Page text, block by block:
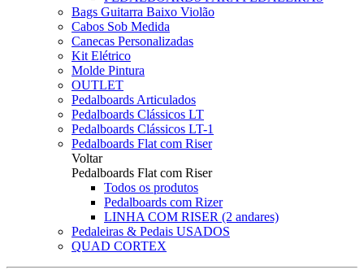
Bags Guitarra Baixo Violão
Cabos Sob Medida
Canecas Personalizadas
Kit Elétrico
Molde Pintura
OUTLET
Pedalboards Articulados
Pedalboards Clássicos LT
Pedalboards Clássicos LT-1
Pedalboards Flat com Riser
Voltar
Pedalboards Flat com Riser
Todos os produtos
Pedalboards com Rizer
LINHA COM RISER (2 andares)
Pedaleiras & Pedais USADOS
QUAD CORTEX